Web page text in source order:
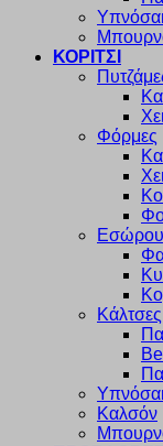
ΚΟΡΙΤΣΙ
Φόρμες
Κάλτσες
Καλσόν